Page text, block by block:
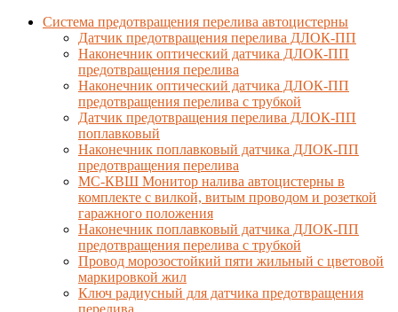
Система предотвращения перелива автоцистерны
Датчик предотвращения перелива ДЛОК-ПП
Наконечник оптический датчика ДЛОК-ПП
предотвращения перелива
Наконечник оптический датчика ДЛОК-ПП
предотвращения перелива с трубкой
Датчик предотвращения перелива ДЛОК-ПП
поплавковый
Наконечник поплавковый датчика ДЛОК-ПП
предотвращения перелива
МС-КВШ Монитор налива автоцистерны в
комплекте с вилкой, витым проводом и розеткой
гаражного положения
Наконечник поплавковый датчика ДЛОК-ПП
предотвращения перелива с трубкой
Провод морозостойкий пяти жильный с цветовой
маркировкой жил
Ключ радиусный для датчика предотвращения
перелива